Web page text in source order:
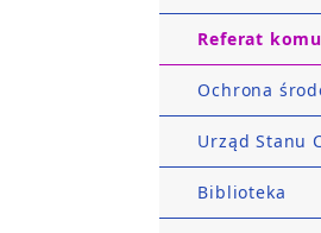
Referat
Ochrona
Urząd Stanu
Biblioteka